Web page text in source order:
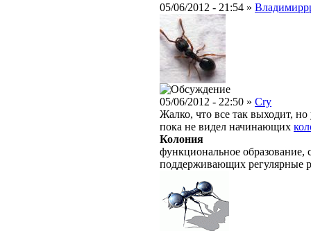
05/06/2012 - 21:54 »
05/06/2012 - 22:50 » Cry
Жалко, что все так выходит,
пока не видел начинающих
Колония
функциональное образование,
поддерживающих регулярные